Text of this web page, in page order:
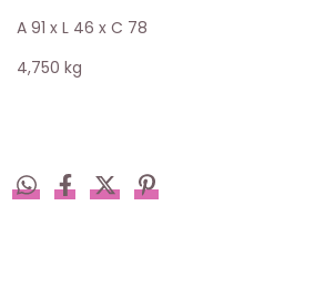
A 91 x L 46 x C 78
4,750 kg